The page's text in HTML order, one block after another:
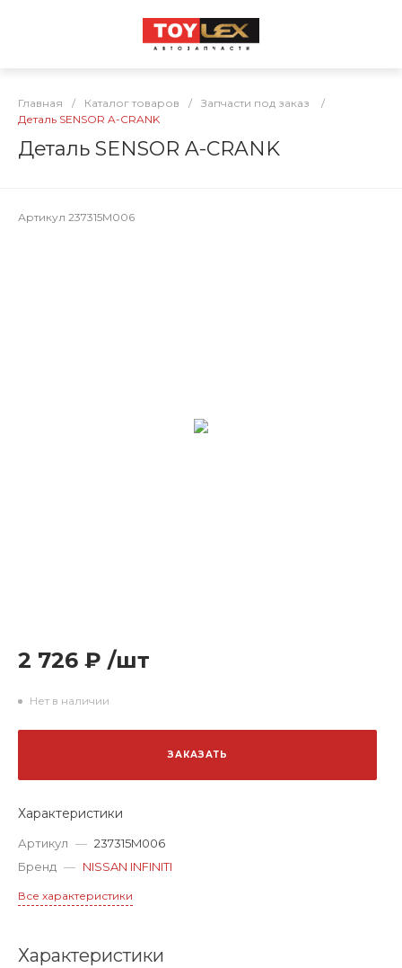
Главная / Каталог товаров / Запчасти под заказ
/
Деталь SENSOR A-CRANK
Деталь SENSOR A-CRANK
Артикул 237315M006
2 726 ₽ /шт
Нет в наличии
ЗАКАЗАТЬ
Характеристики
Артикул — 237315M006
Бренд — NISSAN INFINITI
Все характеристики
Характеристики